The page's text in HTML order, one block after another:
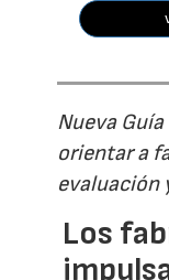
Nueva
orientar a
evaluación
Los